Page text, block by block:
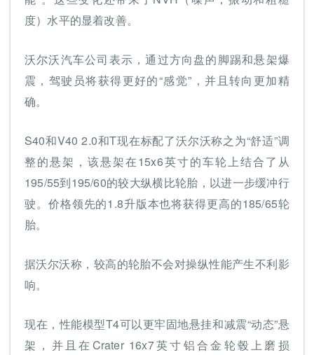
度）水平的显着改善。
沃尔沃汽车公司表示，通过方向盘的脚踢和悬架爆
震，驾驶员将获得更好的“感觉”，并且转向更加精
确。
S40和V40 2.0和T现在标配了沃尔沃称之为“舒适”调
整的悬架，该悬架在15x6英寸的车轮上结合了从
195/55到195/60的较大纵横比轮胎，以进一步缓冲行
驶。价格领先的1.8升版本也将获得更高的185/65轮
胎。
据沃尔沃称，较高的轮胎不会对操纵性能产生不利影
响。
现在，性能模型T4可以更牢固地悬挂和减震“动态”悬
架，并且在Crater 16x7英寸铝合金轮毂上磨损